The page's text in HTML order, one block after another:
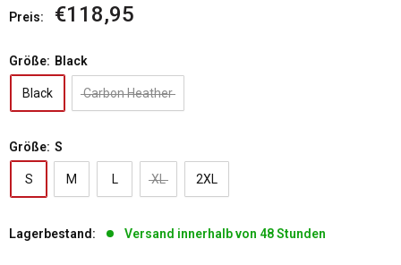
Preis: Sonderpreis
€118,95
Größe: Black
Black Carbon Heather
Größe: S
S M L XL 2XL
Lagerbestand: Versand innerhalb von 48 Stunden